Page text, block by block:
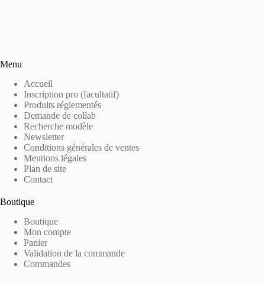
Menu
Accueil
Inscription pro (facultatif)
Produits réglementés
Demande de collab
Recherche modèle
Newsletter
Conditions générales de ventes
Mentions légales
Plan de site
Contact
Boutique
Boutique
Mon compte
Panier
Validation de la commande
Commandes